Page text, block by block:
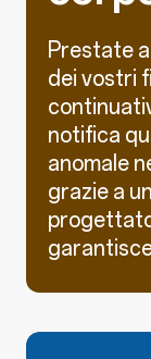
Prestate
dei vostri
notifica
anomale
grazie a